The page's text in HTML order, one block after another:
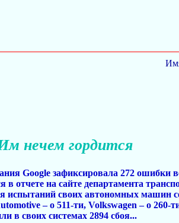
нечем гордится
Google зафиксировала 272
в отчете на сайте департамента
испытаний своих автономных машин
– о 511-ти, Volkswagen – о 260-
в своих системах 2894 сбоя...